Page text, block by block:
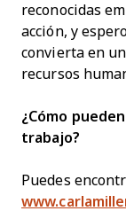
reconocidas
acción, y
convierta en
recursos
¿Cómo
trabajo?
Puedes